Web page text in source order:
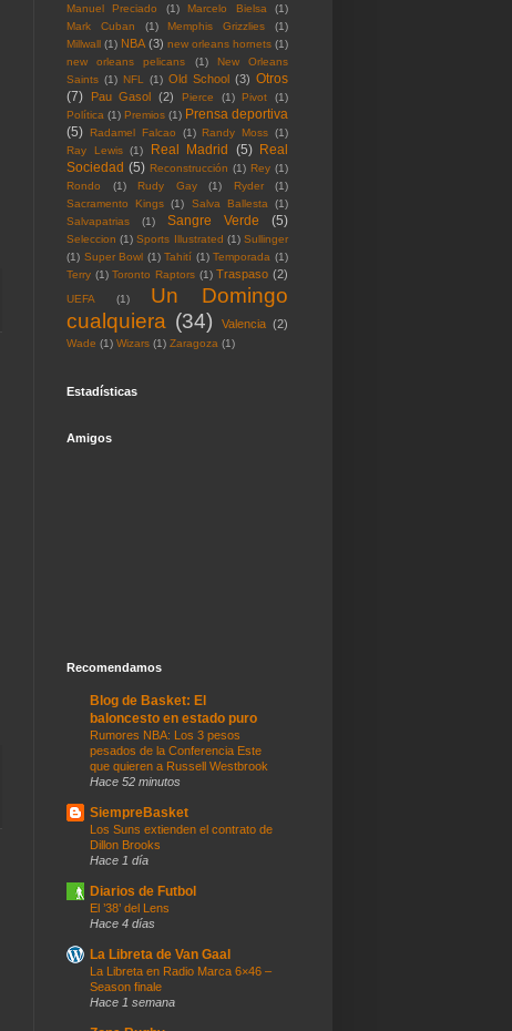
Manuel Preciado
(1) Marcelo Bielsa
(1)
Mark Cuban
(1) Memphis Grizzlies
(1)
Millwall (1) NBA (3) new orleans hornets (1)
new orleans pelicans
(1)
New Orleans
Saints (1) NFL (1) Old School (3) Otros
(7)
Pau Gasol (2) Pierce (1) Pivot
(1)
Política (1) Premios (1) Prensa deportiva
(5)
Radamel Falcao (1) Randy Moss (1)
Ray Lewis (1) Real Madrid (5) Real
Sociedad (5) Reconstrucción (1) Rey (1)
Rondo
(1) Rudy Gay (1) Ryder
(1)
Sacramento Kings (1) Salva Ballesta
(1)
Salvapatrias
(1) Sangre Verde (5)
Seleccion (1) Sports Illustrated (1) Sullinger
(1) Super Bowl (1) Tahití (1) Temporada (1)
Terry (1) Toronto Raptors (1) Traspaso (2)
UEFA (1)
Un Domingo
cualquiera (34) Valencia (2)
Wade (1) Wizars (1) Zaragoza (1)
Estadísticas
Amigos
Recomendamos
Blog de Basket: El
baloncesto en estado puro
Rumores NBA: Los 3 pesos
pesados de la Conferencia Este
que quieren a Russell Westbrook
Hace 52 minutos
SiempreBasket
Los Suns extienden el contrato de
Dillon Brooks
Hace 1 día
Diarios de Futbol
El ’38’ del Lens
Hace 4 días
La Libreta de Van Gaal
La Libreta en Radio Marca 6×46 –
Season finale
Hace 1 semana